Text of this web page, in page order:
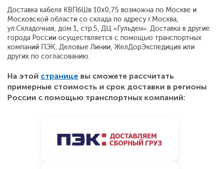
Доставка кабеля КВПбШв 10х0,75 возможна по Москве и
Московской области со склада по адресу г.Москва,
ул.Складочная, дом 1, стр.5, ДЦ «Гульден». Доставка в другие
города России осуществляется с помощью транспортных
компаний ПЭК, Деловые Линии, ЖелДорЭкспедиция или
других по согласованию.
На этой странице вы сможете рассчитать
примерные стоимость и срок доставки в регионы
России с помощью транспортных компаний: